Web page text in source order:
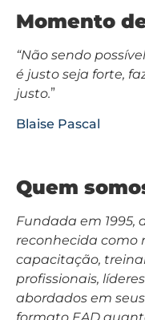
Momento
“Não sendo
é justo seja forte,
justo.”
Blaise Pascal
Quem
Fundada em 1995,
reconhecida como
capacitação,
profissionais,
abordados em